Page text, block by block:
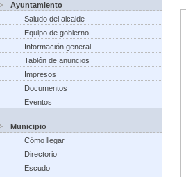
Ayuntamiento
Saludo del alcalde
Equipo de gobierno
Información general
Tablón de anuncios
Impresos
Documentos
Eventos
Municipio
Cómo llegar
Directorio
Escudo